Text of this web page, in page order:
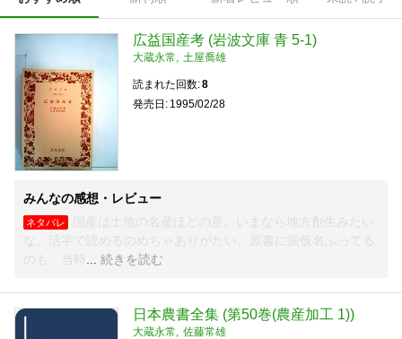
広益国産考 (岩波文庫 青 5-1)
大蔵永常 土屋喬雄
読まれた回数 8
発売日
1995/02/28
みんなの感想・レビュー
ネタバレ
国産は土地の名産ほどの意。いまなら地方創生みたい
な。活字で読めるのめちゃありがたい。原書に振仮名ふってる
のも、当時
続きを読む
日本農書全集 (第50巻(農産加工 1))
大蔵永常 佐藤常雄